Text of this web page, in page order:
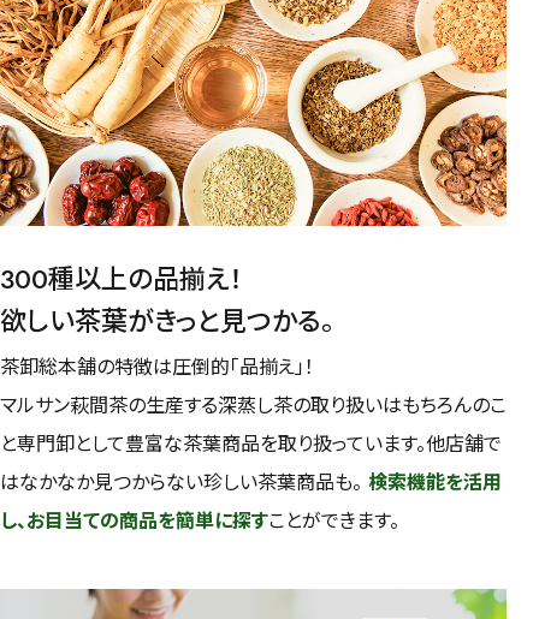
茶葉を選択
健康茶 ハーブティー 緑茶
中国茶
紅茶
容量を選択
検索
300種以上の品揃え！
欲しい茶葉がきっと見つかる。
茶卸総本舗の特徴は圧倒的「品揃え」！
マルサン萩間茶の生産する深蒸し茶の取り扱いはもちろんのこ
と専門卸として豊富な茶葉商品を取り扱っています。他店舗で
はなかなか見つからない珍しい茶葉商品も。 検索機能を活用
し、お目当ての商品を簡単に探すことができます。